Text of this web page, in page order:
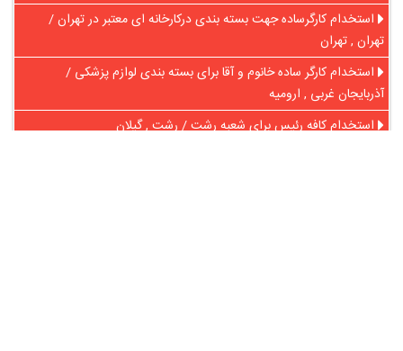
استخدام کارگرساده جهت بسته بندی درکارخانه ای معتبر در تهران /
تهران , تهران
استخدام کارگر ساده خانوم و آقا برای بسته بندی لوازم پزشکی /
آذربایجان غربی , ارومیه
استخدام کافه رئیس برای شعبه رشت / رشت , گیلان